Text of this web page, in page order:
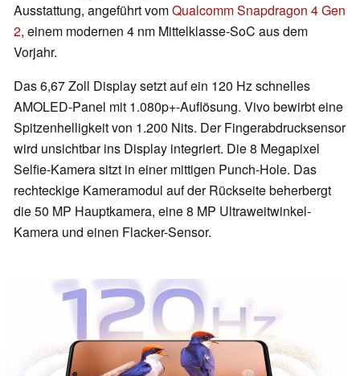
Ausstattung, angeführt vomQualcomm Snapdragon 4 Gen
2, einem modernen 4 nm Mittelklasse-SoC aus dem
Vorjahr.
Das 6,67 Zoll Display setzt auf ein 120 Hz schnelles
AMOLED-Panel mit 1.080p+-Auflösung. Vivo bewirbt eine
Spitzenhelligkeit von 1.200 Nits. Der Fingerabdrucksensor
wird unsichtbar ins Display integriert. Die 8 Megapixel
Selfie-Kamera sitzt in einer mittigen Punch-Hole. Das
rechteckige Kameramodul auf der Rückseite beherbergt
die 50 MP Hauptkamera, eine 8 MP Ultraweitwinkel-
Kamera und einen Flacker-Sensor.